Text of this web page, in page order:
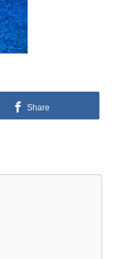
Share